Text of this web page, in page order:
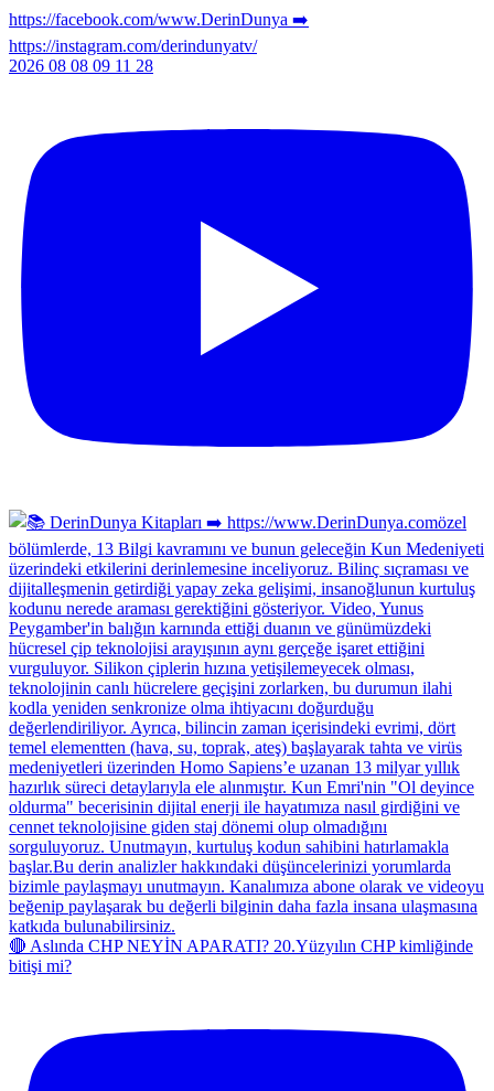
2026 08 08 09 11 28
🔴 Aslında CHP NEYİN APARATI? 20.Yüzyılın CHP kimliğinde
bitişi mi?